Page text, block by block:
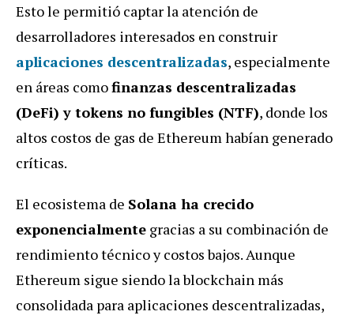
Esto le permitió captar la atención de
desarrolladores interesados en construir
aplicaciones descentralizadas, especialmente
en áreas comofinanzas descentralizadas
(DeFi) y tokens no fungibles (NTF), donde los
altos costos de gas de Ethereum habían generado
críticas.
El ecosistema de Solana ha crecido
exponencialmente gracias a su combinación de
rendimiento técnico y costos bajos. Aunque
Ethereum sigue siendo la blockchain más
consolidada para aplicaciones descentralizadas,